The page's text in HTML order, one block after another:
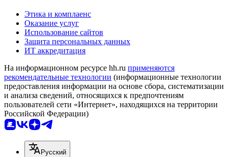
Этика и комплаенс
Оказание услуг
Использование сайтов
Защита персональных данных
ИТ аккредитация
На информационном ресурсе hh.ru применяются
рекомендательные технологии (информационные технологии
предоставления информации на основе сбора, систематизации
и анализа сведений, относящихся к предпочтениям
пользователей сети «Интернет», находящихся на территории
Российской Федерации)
Русский